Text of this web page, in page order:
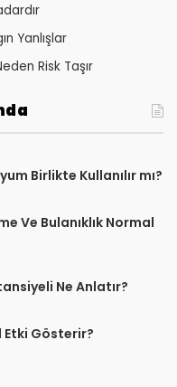
Yanlışlar
Risk Taşır
Birlikte Kullanılır mı?
Ve Bulanıklık Normal
Ne Anlatır?
Etki Gösterir?